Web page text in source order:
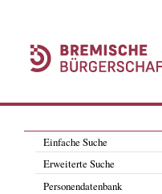
Einfache Suche
Erweiterte Suche
Personendatenbank